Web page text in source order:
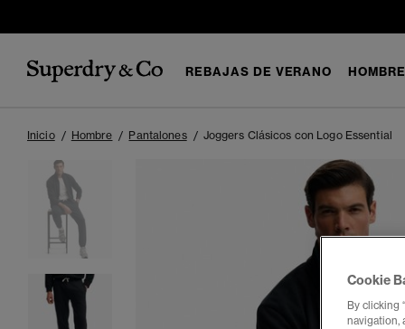
REBAJAS DE VERANO HOMBRE
Inicio Hombre Pantalones Joggers Clásicos con Logo Essential
Cookie
By clicking
navigation,